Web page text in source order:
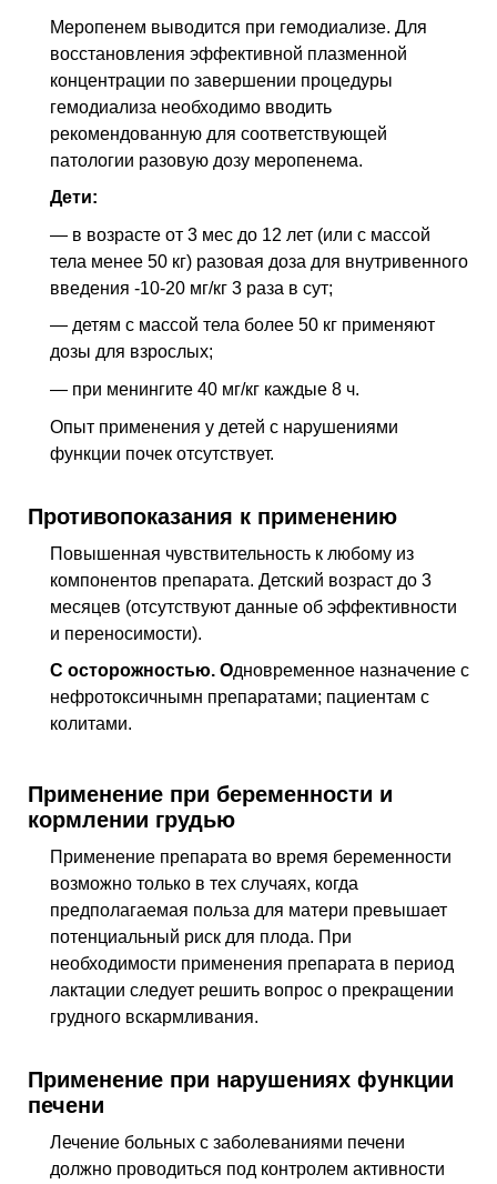
Меропенем выводится при гемодиализе. Для
восстановления эффективной плазменной
концентрации по завершении процедуры
гемодиализа необходимо вводить
рекомендованную для соответствующей
патологии разовую дозу меропенема.
Дети:
— в возрасте от 3 мес до 12 лет (или с массой
тела менее 50 кг) разовая доза для внутривенного
введения -10-20 мг/кг 3 раза в сут;
— детям с массой тела более 50 кг применяют
дозы для взрослых;
— при менингите 40 мг/кг каждые 8 ч.
Опыт применения у детей с нарушениями
функции почек отсутствует.
Противопоказания к применению
Повышенная чувствительность к любому из
компонентов препарата. Детский возраст до 3
месяцев (отсутствуют данные об эффективности
и переносимости).
С осторожностью. Одновременное назначение с
нефротоксичнымн препаратами; пациентам с
колитами.
Применение при беременности и
кормлении грудью
Применение препарата во время беременности
возможно только в тех случаях, когда
предполагаемая польза для матери превышает
потенциальный риск для плода. При
необходимости применения препарата в период
лактации следует решить вопрос о прекращении
грудного вскармливания.
Применение при нарушениях функции
печени
Лечение больных с заболеваниями печени
должно проводиться под контролем активности